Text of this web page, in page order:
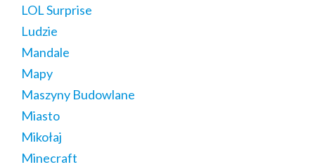
LOL Surprise
Ludzie
Mandale
Mapy
Maszyny Budowlane
Miasto
Mikołaj
Minecraft